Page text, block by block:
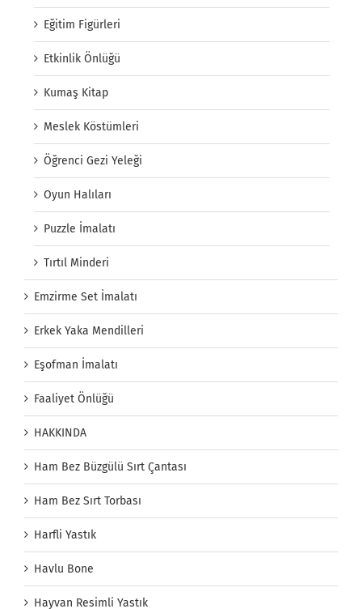
Eğitim Figürleri
Etkinlik Önlüğü
Kumaş Kitap
Meslek Köstümleri
Öğrenci Gezi Yeleği
Oyun Halıları
Puzzle İmalatı
Tırtıl Minderi
Emzirme Set İmalatı
Erkek Yaka Mendilleri
Eşofman İmalatı
Faaliyet Önlüğü
HAKKINDA
Ham Bez Büzgülü Sırt Çantası
Ham Bez Sırt Torbası
Harfli Yastık
Havlu Bone
Hayvan Resimli Yastık